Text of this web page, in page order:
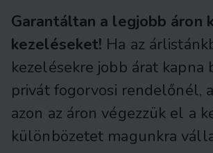
Garantáltan a legjobb áron
kezeléseket! Ha az
kezelésekre jobb árat kapna
privát fogorvosi rendelőnél,
azon az áron végezzük el a
különbözetet magunkra